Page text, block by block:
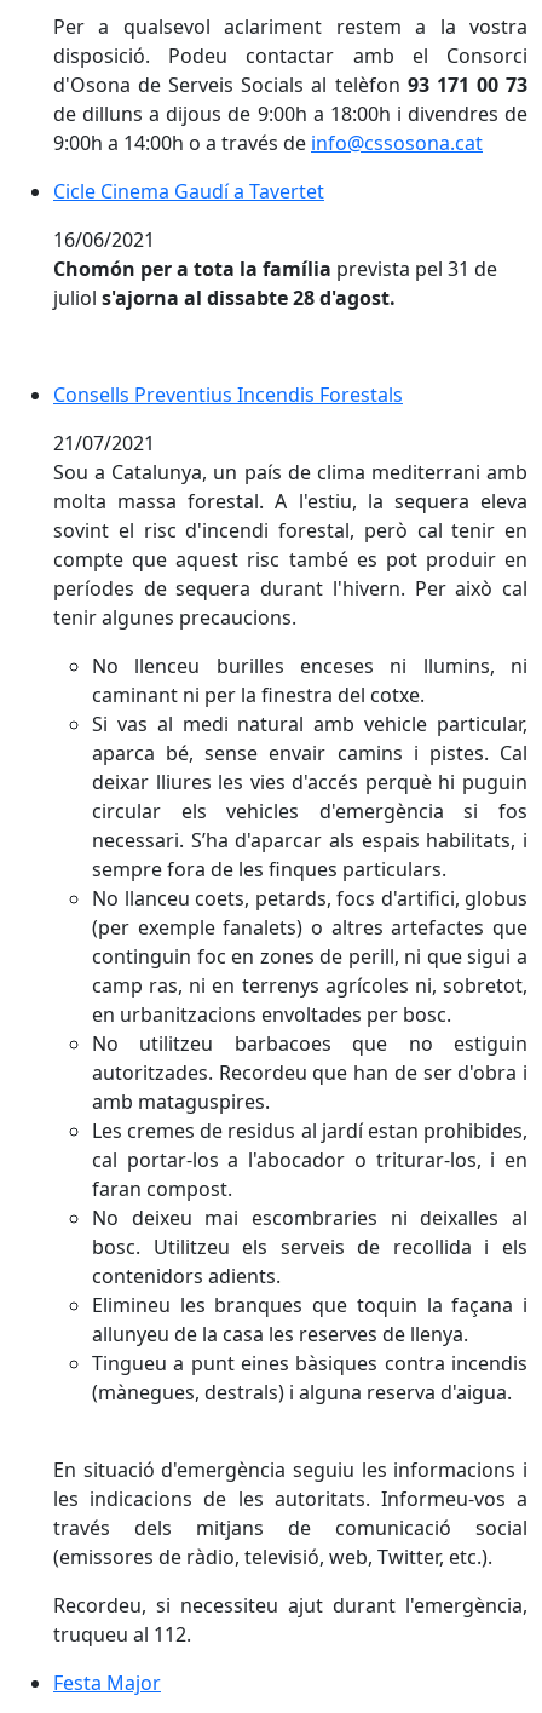
Per a qualsevol aclariment restem a la vostra
disposició. Podeu contactar amb el Consorci
d'Osona de Serveis Socials al telèfon 93 171 00 73
de dilluns a dijous de 9:00h a 18:00h i divendres de
9:00h a 14:00h o a través de info@cssosona.cat
Cicle Cinema Gaudí a Tavertet
16/06/2021
Chomón per a tota la família prevista pel 31 de
juliol s'ajorna al dissabte 28 d'agost.
Consells Preventius Incendis Forestals
21/07/2021
Sou a Catalunya, un país de clima mediterrani amb
molta massa forestal. A l'estiu, la sequera eleva
sovint el risc d'incendi forestal, però cal tenir en
compte que aquest risc també es pot produir en
períodes de sequera durant l'hivern. Per això cal
tenir algunes precaucions.
No llenceu burilles enceses ni llumins, ni
caminant ni per la finestra del cotxe.
Si vas al medi natural amb vehicle particular,
aparca bé, sense envair camins i pistes. Cal
deixar lliures les vies d'accés perquè hi puguin
circular els vehicles d'emergència si fos
necessari. S’ha d'aparcar als espais habilitats, i
sempre fora de les finques particulars.
No llanceu coets, petards, focs d'artifici, globus
(per exemple fanalets) o altres artefactes que
continguin foc en zones de perill, ni que sigui a
camp ras, ni en terrenys agrícoles ni, sobretot,
en urbanitzacions envoltades per bosc.
No utilitzeu barbacoes que no estiguin
autoritzades. Recordeu que han de ser d'obra i
amb mataguspires.
Les cremes de residus al jardí estan prohibides,
cal portar-los a l'abocador o triturar-los, i en
faran compost.
No deixeu mai escombraries ni deixalles al
bosc. Utilitzeu els serveis de recollida i els
contenidors adients.
Elimineu les branques que toquin la façana i
allunyeu de la casa les reserves de llenya.
Tingueu a punt eines bàsiques contra incendis
(mànegues, destrals) i alguna reserva d'aigua.
En situació d'emergència seguiu les informacions i
les indicacions de les autoritats. Informeu-vos a
través dels mitjans de comunicació social
(emissores de ràdio, televisió, web, Twitter, etc.).
Recordeu, si necessiteu ajut durant l'emergència,
truqueu al 112.
Festa Major